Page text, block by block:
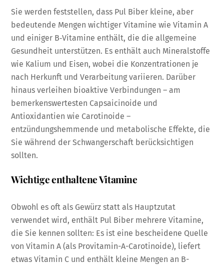
Sie werden feststellen, dass Pul Biber kleine, aber
bedeutende Mengen wichtiger Vitamine wie Vitamin A
und einiger B‑Vitamine enthält, die die allgemeine
Gesundheit unterstützen. Es enthält auch Mineralstoffe
wie Kalium und Eisen, wobei die Konzentrationen je
nach Herkunft und Verarbeitung variieren. Darüber
hinaus verleihen bioaktive Verbindungen – am
bemerkenswertesten Capsaicinoide und
Antioxidantien wie Carotinoide –
entzündungshemmende und metabolische Effekte, die
Sie während der Schwangerschaft berücksichtigen
sollten.
Wichtige enthaltene Vitamine
Obwohl es oft als Gewürz statt als Hauptzutat
verwendet wird, enthält Pul Biber mehrere Vitamine,
die Sie kennen sollten: Es ist eine bescheidene Quelle
von Vitamin A (als Provitamin-A-Carotinoide), liefert
etwas Vitamin C und enthält kleine Mengen an B-